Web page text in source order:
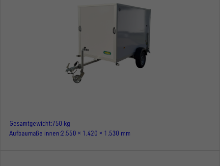
Gesamtgewicht 750 kg
Aufbaumaße innen 2.550 × 1.420 × 1.530 mm